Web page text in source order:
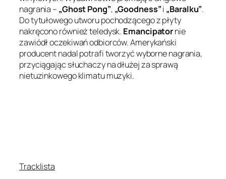
nagrania – „Ghost Pong”, „Goodness”i „Baralku”.
Do tytułowego utworu pochodzącego z płyty
nakręcono również teledysk. Emancipatornie
zawiódł oczekiwań odbiorców. Amerykański
producent nadal potrafi tworzyć wyborne nagrania,
przyciągając słuchaczy na dłużej za sprawą
nietuzinkowego klimatu muzyki.
Tracklista